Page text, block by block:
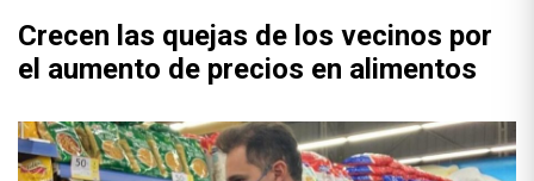
Crecen las quejas de los vecinos por
el aumento de precios en alimentos